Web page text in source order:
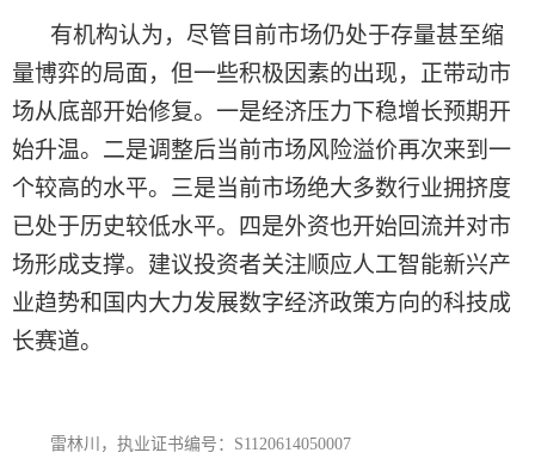
有机构认为，尽管目前市场仍处于存量甚至缩
量博弈的局面，但一些积极因素的出现，正带动市
场从底部开始修复。一是经济压力下稳增长预期开
始升温。二是调整后当前市场风险溢价再次来到一
个较高的水平。三是当前市场绝大多数行业拥挤度
已处于历史较低水平。四是外资也开始回流并对市
场形成支撑。建议投资者关注顺应人工智能新兴产
业趋势和国内大力发展数字经济政策方向的科技成
长赛道。
雷林川，执业证书编号： S1120614050007